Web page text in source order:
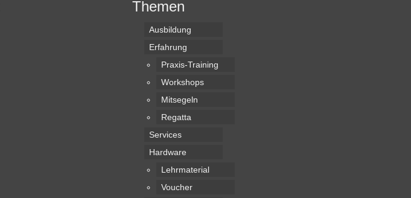
Themen
Ausbildung
Erfahrung
Praxis-Training
Workshops
Mitsegeln
Regatta
Services
Hardware
Lehrmaterial
Voucher